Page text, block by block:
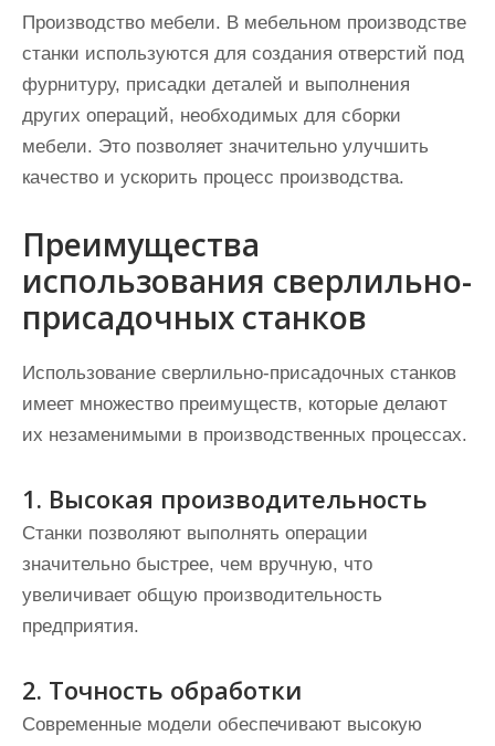
Производство мебели. В мебельном производстве
станки используются для создания отверстий под
фурнитуру, присадки деталей и выполнения
других операций, необходимых для сборки
мебели. Это позволяет значительно улучшить
качество и ускорить процесс производства.
Преимущества
использования сверлильно-
присадочных станков
Использование сверлильно-присадочных станков
имеет множество преимуществ, которые делают
их незаменимыми в производственных процессах.
1. Высокая производительность
Станки позволяют выполнять операции
значительно быстрее, чем вручную, что
увеличивает общую производительность
предприятия.
2. Точность обработки
Современные модели обеспечивают высокую